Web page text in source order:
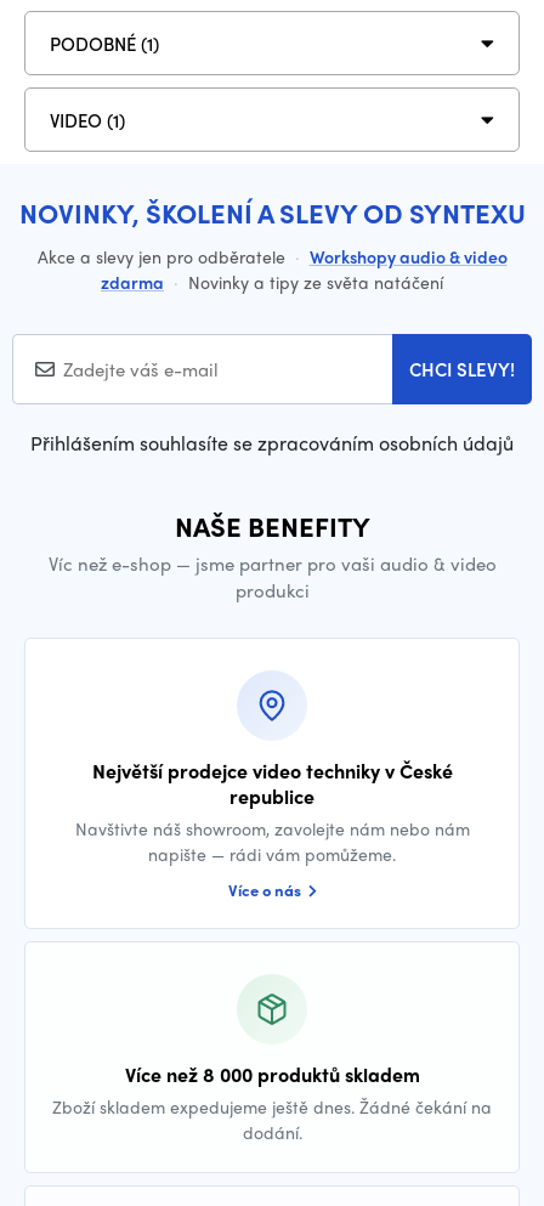
PODOBNÉ (1)
VIDEO (1)
NOVINKY, ŠKOLENÍ A SLEVY OD SYNTEXU
Akce a slevy jen pro odběratele · Workshopy audio & video
zdarma · Novinky a tipy ze světa natáčení
CHCI SLEVY!
Přihlášením souhlasíte se zpracováním osobních údajů
NAŠE BENEFITY
Víc než e-shop — jsme partner pro vaši audio & video
produkci
Největší prodejce video techniky v České
republice
Navštivte náš showroom, zavolejte nám nebo nám
napište — rádi vám pomůžeme.
Více o nás
Více než 8 000 produktů skladem
Zboží skladem expedujeme ještě dnes. Žádné čekání na
dodání.